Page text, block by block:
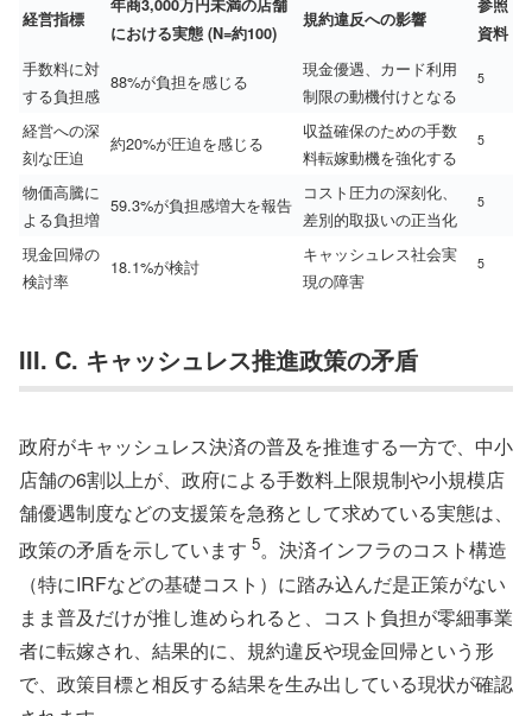
経営指標
年商3,000万円未満の店舗
における実態 (N=約100)
規約違反への影響
参照
資料
手数料に対
する負担感
88%が負担を感じる
現金優遇、カード利用
制限の動機付けとなる
5
経営への深
刻な圧迫
約20%が圧迫を感じる
収益確保のための手数
料転嫁動機を強化する
5
物価高騰に
よる負担増
59.3%が負担感増大を報告
コスト圧力の深刻化、
差別的取扱いの正当化
5
現金回帰の
検討率
18.1%が検討
キャッシュレス社会実
現の障害
5
III. C. キャッシュレス推進政策の矛盾
政府がキャッシュレス決済の普及を推進する一方で、中小
店舗の6割以上が、政府による手数料上限規制や小規模店
舗優遇制度などの支援策を急務として求めている実態は、
政策の矛盾を示しています 5。決済インフラのコスト構造
（特にIRFなどの基礎コスト）に踏み込んだ是正策がない
まま普及だけが推し進められると、コスト負担が零細事業
者に転嫁され、結果的に、規約違反や現金回帰という形
で、政策目標と相反する結果を生み出している現状が確認